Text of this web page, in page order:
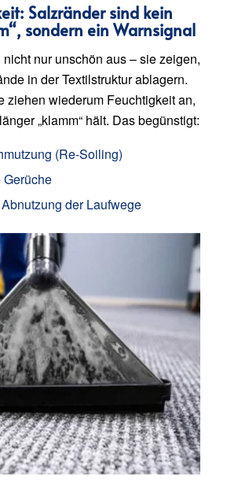
Salzränder sind kein
sondern ein Warnsignal
nur unschön aus – sie zeigen,
in der Textilstruktur ablagern.
ziehen wiederum Feuchtigkeit an,
„klamm“ hält. Das begünstigt:
(Re-Soiling)
der Laufwege